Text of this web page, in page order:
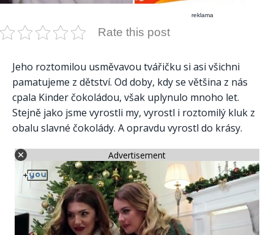
reklama
Rate this post
Jeho roztomilou usměvavou tvářičku si asi všichni
pamatujeme z dětství. Od doby, kdy se většina z nás
cpala Kinder čokoládou, však uplynulo mnoho let.
Stejně jako jsme vyrostli my, vyrostl i roztomilý kluk z
obalu slavné čokolády. A opravdu vyrostl do krásy.
Advertisement